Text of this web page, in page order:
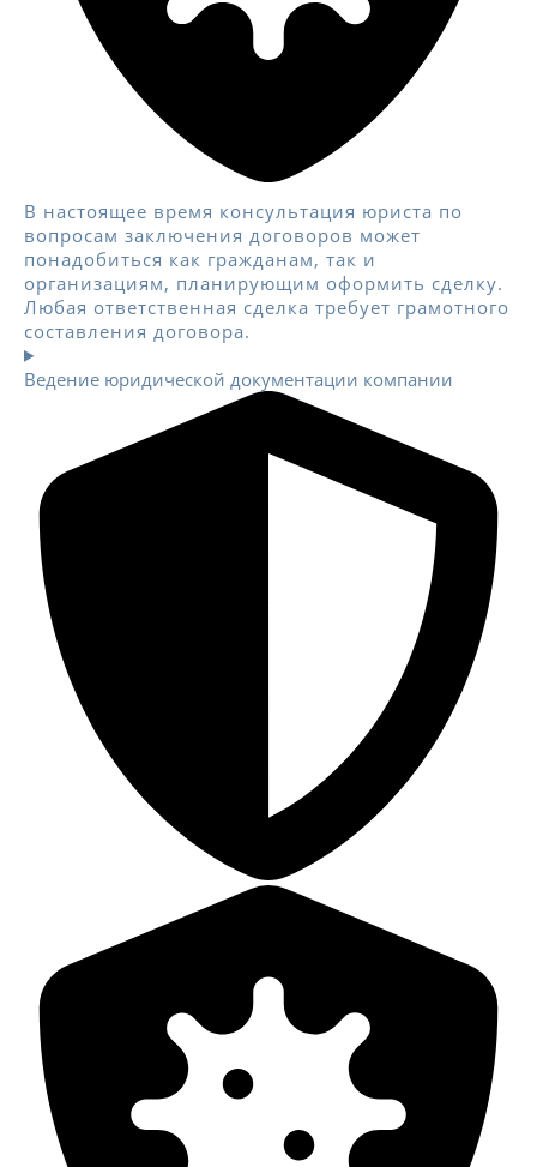
В настоящее время консультация юриста по
вопросам заключения договоров может
понадобиться как гражданам, так и
организациям, планирующим оформить сделку.
Любая ответственная сделка требует грамотного
составления договора.
Ведение юридической документации компании